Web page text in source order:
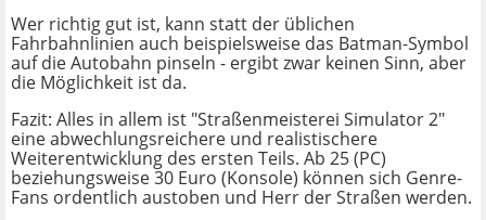
Wer richtig gut ist, kann statt der üblichen
Fahrbahnlinien auch beispielsweise das Batman-Symbol
auf die Autobahn pinseln - ergibt zwar keinen Sinn, aber
die Möglichkeit ist da.
Fazit: Alles in allem ist "Straßenmeisterei Simulator 2"
eine abwechlungsreichere und realistischere
Weiterentwicklung des ersten Teils. Ab 25 (PC)
beziehungsweise 30 Euro (Konsole) können sich Genre-
Fans ordentlich austoben und Herr der Straßen werden.